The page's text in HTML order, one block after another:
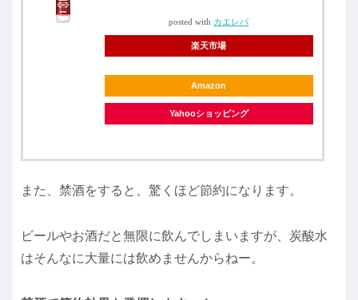
posted with カエレバ
楽天市場
Amazon
Yahooショッピング
また、禁酒をすると、驚くほど節約になります。
ビールやお酒だと無限に飲んでしまいますが、炭酸水
はそんなに大量には飲めませんからねー。